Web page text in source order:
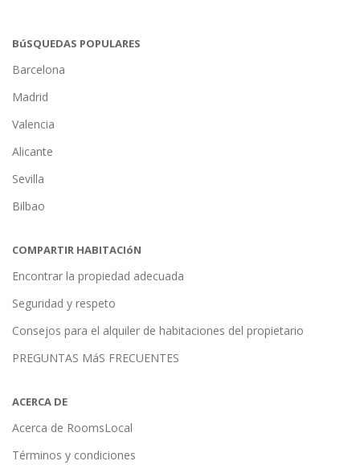
BúSQUEDAS POPULARES
Barcelona
Madrid
Valencia
Alicante
Sevilla
Bilbao
COMPARTIR HABITACIóN
Encontrar la propiedad adecuada
Seguridad y respeto
Consejos para el alquiler de habitaciones del propietario
PREGUNTAS MáS FRECUENTES
ACERCA DE
Acerca de RoomsLocal
Términos y condiciones